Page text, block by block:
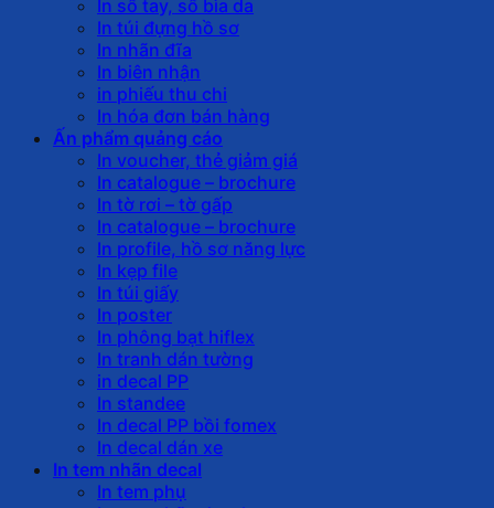
In sổ tay, sổ bìa da
In túi đựng hồ sơ
In nhãn đĩa
In biên nhận
in phiếu thu chi
In hóa đơn bán hàng
Ấn phẩm quảng cáo
In voucher, thẻ giảm giá
In catalogue – brochure
In tờ rơi – tờ gấp
In catalogue – brochure
In profile, hồ sơ năng lực
In kẹp file
In túi giấy
In poster
In phông bạt hiflex
In tranh dán tường
in decal PP
In standee
In decal PP bồi fomex
In decal dán xe
In tem nhãn decal
In tem phụ